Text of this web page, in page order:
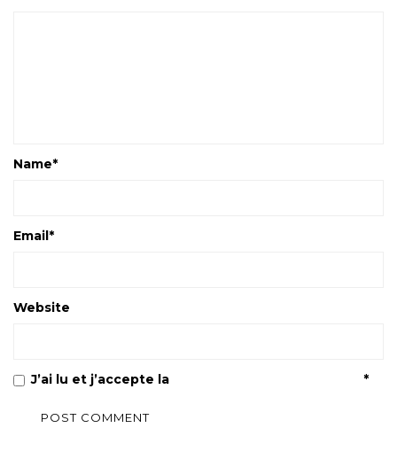
Name*
Email*
Website
J’ai lu et j’accepte la *